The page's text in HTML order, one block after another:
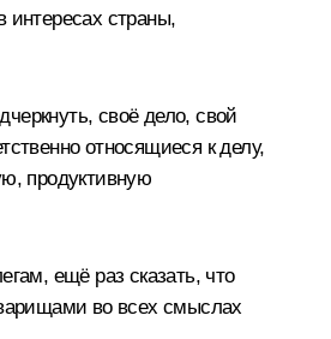
интересах страны,
своё дело, свой
относящиеся к делу,
продуктивную
ещё раз сказать, что
во всех смыслах